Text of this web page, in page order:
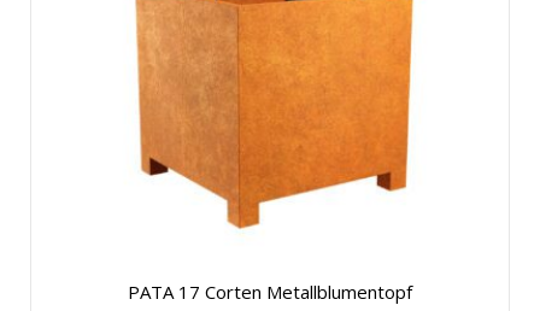
PATA 17 Corten Metallblumentopf